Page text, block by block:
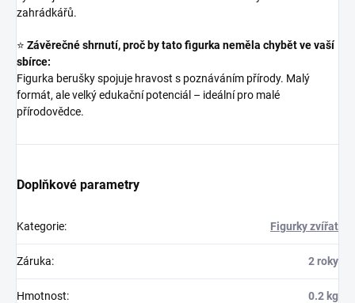
zahrádkářů.
⭐ Závěrečné shrnutí, proč by tato figurka neměla chybět ve vaší
sbírce:
Figurka berušky spojuje hravost s poznáváním přírody. Malý
formát, ale velký edukační potenciál – ideální pro malé
přírodovědce.
Doplňkové parametry
Kategorie: Figurky zvířat
Záruka: 2 roky
Hmotnost: 0.2 kg